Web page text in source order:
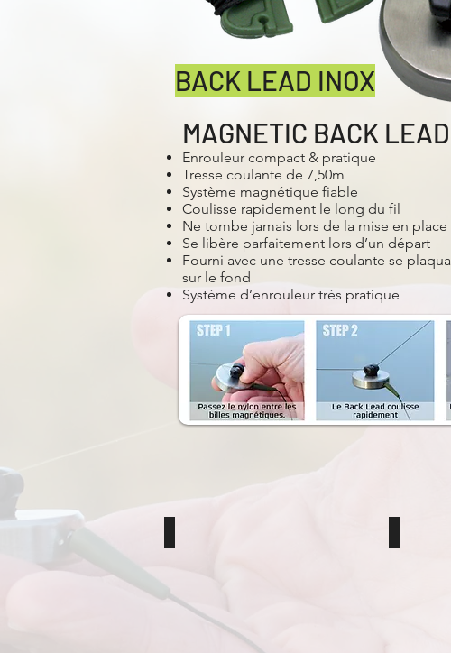
BACK LEAD INOX
MAGNETIC BACK
Enrouleur compact & pratique
Tresse coulante de 7,50m
Système magnétique fiable
Coulisse rapidement le long du fil
Ne tombe jamais lors de la mise en place
Se libère parfaitement lors d’un départ
Fourni avec une tresse coulante se
sur le fond
Système d’enrouleur très pratique